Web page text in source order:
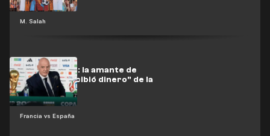
M. Salah
Francia vs España
Nueva bomba: la amante de
Infantino "recibió dinero" de la
UEFA